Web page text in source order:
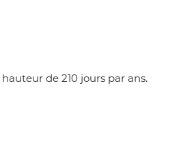
de 210 jours par ans.